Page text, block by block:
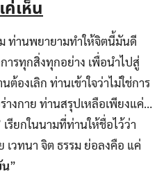
เห็น
ท่านพยายามทำให้จิตนี้มันดี
รทุกสิ่งทุกอย่าง เพื่อนำไปสู่
องเลิก ท่านเข้าใจว่าไม่ใช่การ
างกาย ท่านสรุปเหลือเพียงแค่…
เรียกในนามที่ท่านให้ชื่อไว้ว่า
เวทนา จิต ธรรม ย่อลงคือ แค่
น”